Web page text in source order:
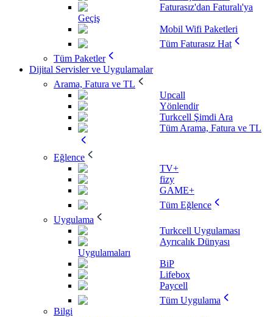
Faturasız'dan Faturalı'ya
Geçiş
Mobil Wifi Paketleri
Tüm Faturasız Hat
Tüm Paketler
Dijital Servisler ve Uygulamalar
Arama, Fatura ve TL
Upcall
Yönlendir
Turkcell Şimdi Ara
Tüm Arama, Fatura ve TL
Eğlence
TV+
fizy
GAME+
Tüm Eğlence
Uygulama
Turkcell Uygulaması
Ayrıcalık Dünyası
Uygulamaları
BiP
Lifebox
Paycell
Tüm Uygulama
Bilgi